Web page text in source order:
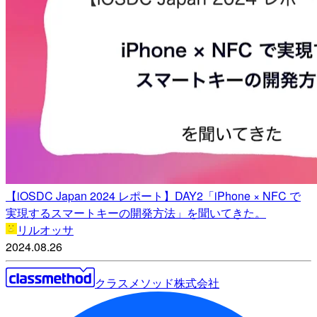
【iOSDC Japan 2024 レポート】DAY2「iPhone × NFC で
実現するスマートキーの開発方法」を聞いてきた。
リルオッサ
2024.08.26
クラスメソッド株式会社